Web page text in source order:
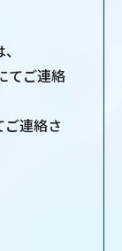
てご連絡
連絡さ